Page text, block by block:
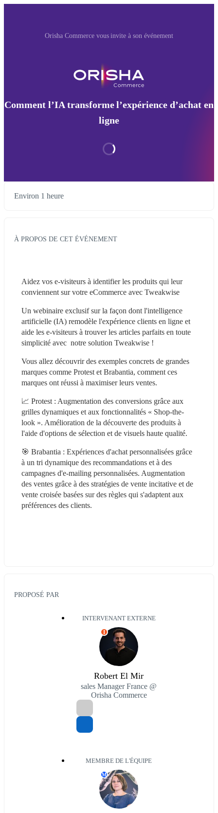
Orisha Commerce vous invite à son événement
Comment l’IA transforme l’expérience d’achat en
ligne
Environ 1 heure
À PROPOS DE CET ÉVÉNEMENT
Aidez vos e-visiteurs à identifier les produits qui leur
conviennent sur votre eCommerce avec Tweakwise
Un webinaire exclusif sur la façon dont l'intelligence
artificielle (IA) remodèle l'expérience clients en ligne et
aide les e-visiteurs à trouver les articles parfaits en toute
simplicité avec  notre solution Tweakwise !
Vous allez découvrir des exemples concrets de grandes
marques comme Protest et Brabantia, comment ces
marques ont réussi à maximiser leurs ventes.
📈 Protest : Augmentation des conversions grâce aux
grilles dynamiques et aux fonctionnalités « Shop-the-
look ». Amélioration de la découverte des produits à
l'aide d'options de sélection et de visuels haute qualité.
🎯 Brabantia : Expériences d'achat personnalisées grâce
à un tri dynamique des recommandations et à des
campagnes d'e-mailing personnalisées. Augmentation
des ventes grâce à des stratégies de vente incitative et de
vente croisée basées sur des règles qui s'adaptent aux
préférences des clients.
PROPOSÉ PAR
INTERVENANT EXTERNE
I
Robert El Mir
sales Manager France @
Orisha Commerce
MEMBRE DE L'ÉQUIPE
M